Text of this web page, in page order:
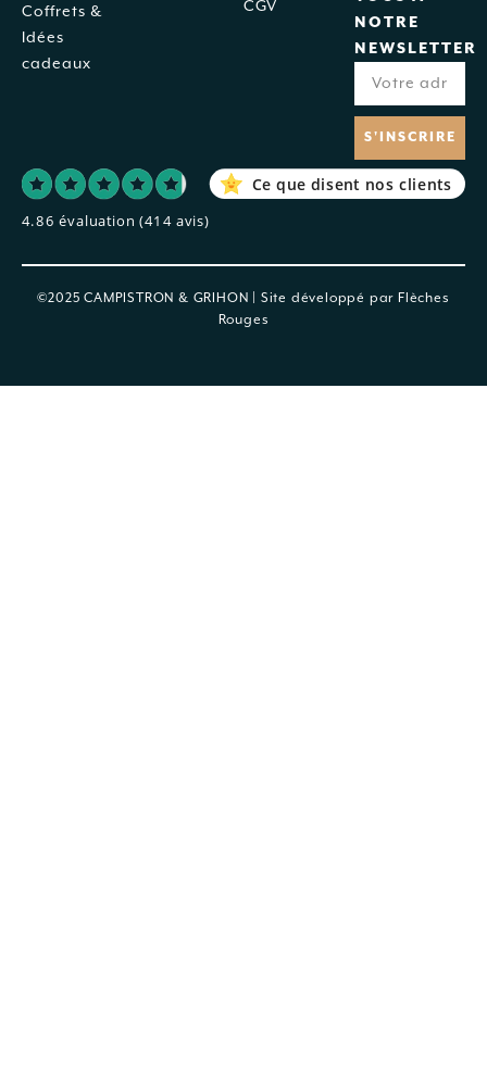
Coffrets &
Idées
cadeaux
CGV
NOTRE
NEWSLETTER
S'INSCRIRE
Ce que disent nos clients
4.86 évaluation (414 avis)
©2025 CAMPISTRON & GRIHON | Site développé par Flèches
Rouges